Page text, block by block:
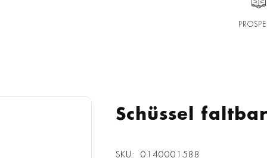
Schüssel
SKU 0140001588